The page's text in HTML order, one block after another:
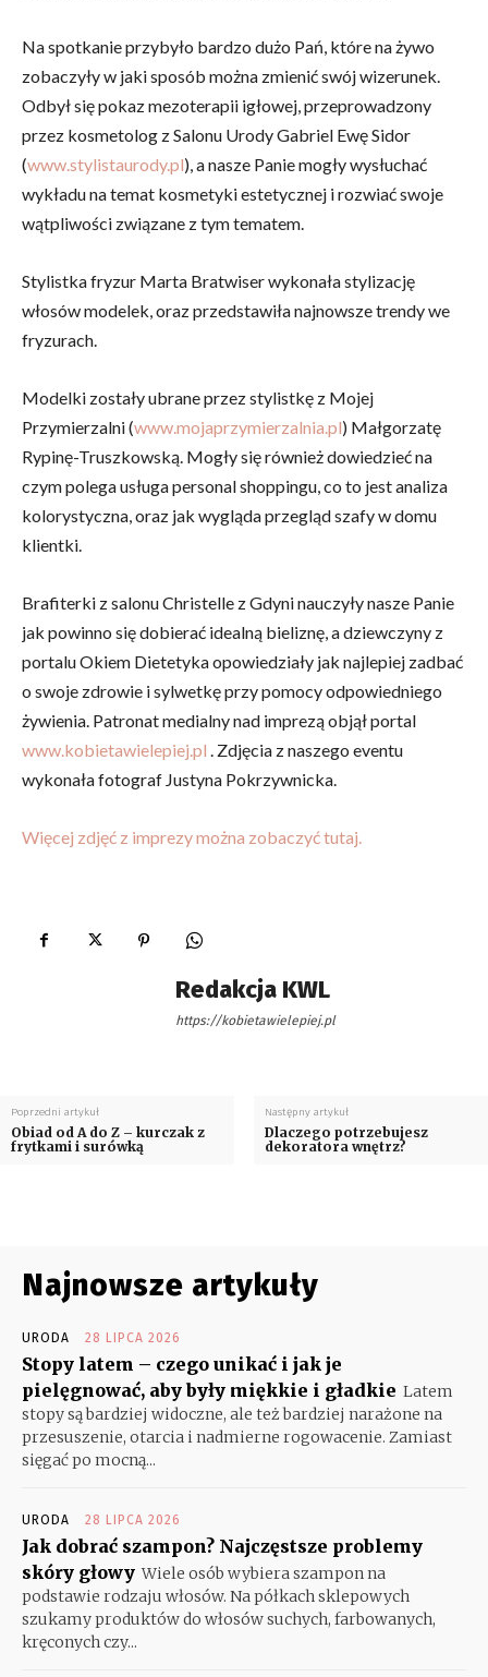
Na spotkanie przybyło bardzo dużo Pań, które na żywo
zobaczyły w jaki sposób można zmienić swój wizerunek.
Odbył się pokaz mezoterapii igłowej, przeprowadzony
przez kosmetolog z Salonu Urody Gabriel Ewę Sidor
(www.stylistaurody.pl), a nasze Panie mogły wysłuchać
wykładu na temat kosmetyki estetycznej i rozwiać swoje
wątpliwości związane z tym tematem.
Stylistka fryzur Marta Bratwiser wykonała stylizację
włosów modelek, oraz przedstawiła najnowsze trendy we
fryzurach.
Modelki zostały ubrane przez stylistkę z Mojej
Przymierzalni (www.mojaprzymierzalnia.pl) Małgorzatę
Rypinę-Truszkowską. Mogły się również dowiedzieć na
czym polega usługa personal shoppingu, co to jest analiza
kolorystyczna, oraz jak wygląda przegląd szafy w domu
klientki.
Brafiterki z salonu Christelle z Gdyni nauczyły nasze Panie
jak powinno się dobierać idealną bieliznę, a dziewczyny z
portalu Okiem Dietetyka opowiedziały jak najlepiej zadbać
o swoje zdrowie i sylwetkę przy pomocy odpowiedniego
żywienia. Patronat medialny nad imprezą objął portal
www.kobietawielepiej.pl . Zdjęcia z naszego eventu
wykonała fotograf Justyna Pokrzywnicka.
Więcej zdjęć z imprezy można zobaczyć tutaj.
Redakcja KWL
https://kobietawielepiej.pl
Poprzedni artykuł
Obiad od A do Z – kurczak z
frytkami i surówką
Następny artykuł
Dlaczego potrzebujesz
dekoratora wnętrz?
Najnowsze artykuły
URODA 28 LIPCA 2026
Stopy latem – czego unikać i jak je
pielęgnować, aby były miękkie i gładkie Latem
stopy są bardziej widoczne, ale też bardziej narażone na
przesuszenie, otarcia i nadmierne rogowacenie. Zamiast
sięgać po mocną...
URODA 28 LIPCA 2026
Jak dobrać szampon? Najczęstsze problemy
skóry głowy Wiele osób wybiera szampon na
podstawie rodzaju włosów. Na półkach sklepowych
szukamy produktów do włosów suchych, farbowanych,
kręconych czy...